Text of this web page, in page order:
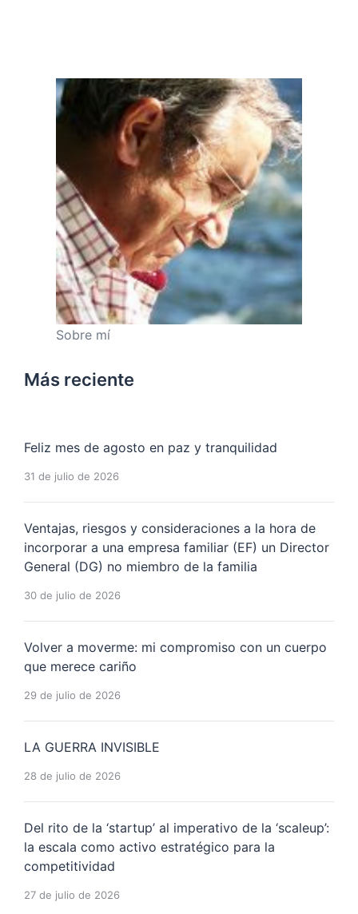
Sobre mí
Más reciente
Feliz mes de agosto en paz y tranquilidad
31 de julio de 2026
Ventajas, riesgos y consideraciones a la hora de
incorporar a una empresa familiar (EF) un Director
General (DG) no miembro de la familia
30 de julio de 2026
Volver a moverme: mi compromiso con un cuerpo
que merece cariño
29 de julio de 2026
LA GUERRA INVISIBLE
28 de julio de 2026
Del rito de la ‘startup’ al imperativo de la ‘scaleup’:
la escala como activo estratégico para la
competitividad
27 de julio de 2026